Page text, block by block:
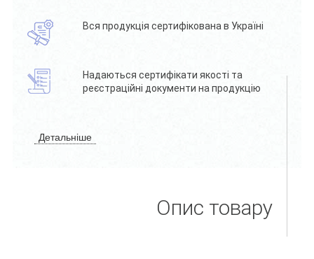
Вся продукція сертифікована в Україні
Надаються сертифікати якості та
реєстраційні документи на продукцію
Детальніше
Опис товару